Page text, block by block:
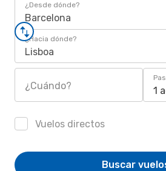
¿Desde dónde?
Barcelona
¿Hacia dónde?
Lisboa
¿Cuándo? 1
Vuelos directos
Buscar